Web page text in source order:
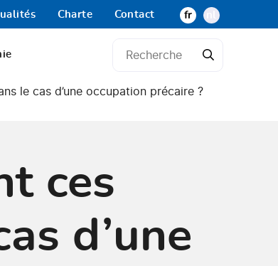
Charte Contact fr
le cas d’une occupation précaire ?
ces
d’une